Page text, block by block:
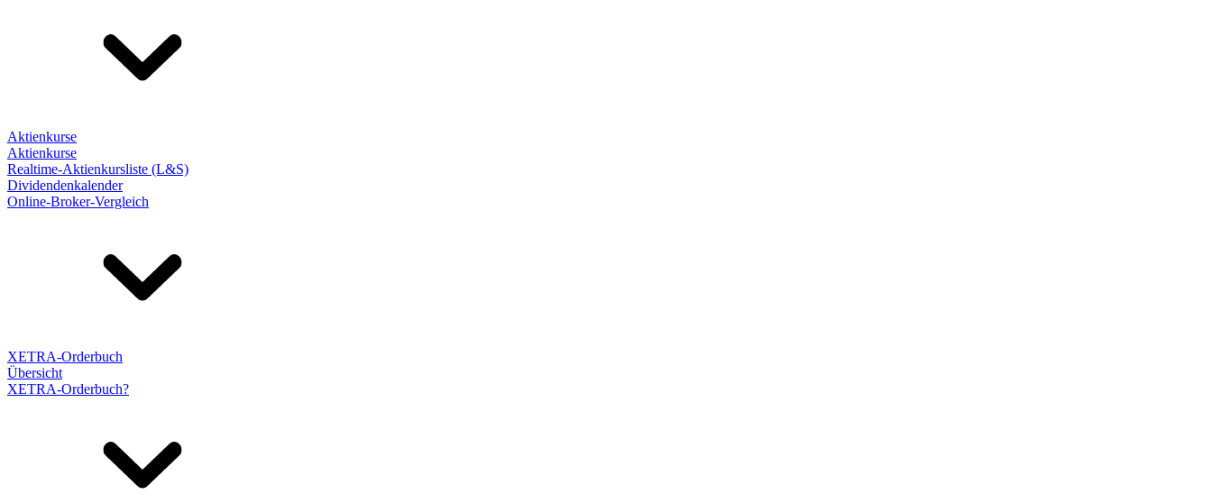
Aktienkurse
Aktienkurse
Realtime-Aktienkursliste (L&S)
Dividendenkalender
Online-Broker-Vergleich
XETRA-Orderbuch
Übersicht
XETRA-Orderbuch?